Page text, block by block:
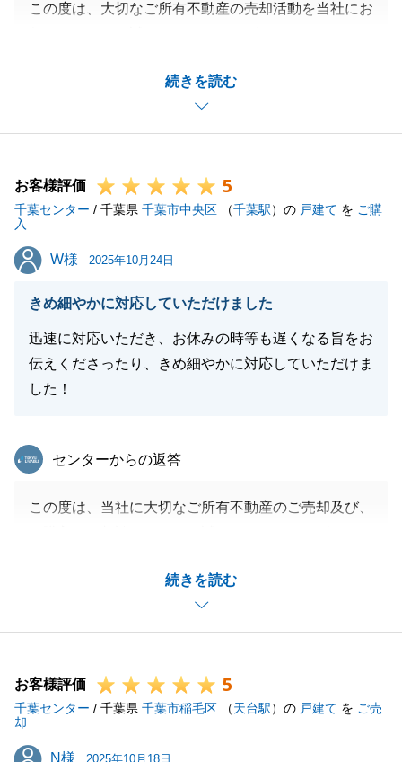
続きを読む
この度は、大切なご所有不動産の売却活動を当社にお
今後とも、当社にお手伝いのできることがございまし
たら、お気軽にお申し付けくださいませ。
お知り合い、ご友人等のご紹介もお待ちしておりま
お客様評価 5
千葉センター / 千葉県 千葉市中央区 （千葉駅）の 戸建て を ご購
入
W様
W様 2025年10月24日
きめ細やかに対応していただけました
迅速に対応いただき、お休みの時等も遅くなる旨をお
伝えくださったり、きめ細やかに対応していただけま
した！
続きを読む
東急リバブル
センターからの返答
この度は、当社に大切なご所有不動産のご売却及び、
当社サービス「立替払い」をご利用いただき、お住み
替えがスムーズに完了いたしましたこと、私も嬉しく
思います。
たら、お気軽にお申し付けくださいませ。
お客様評価 5
千葉センター / 千葉県 千葉市稲毛区 （天台駅）の 戸建て を ご売
却
N様
N様 2025年10月18日